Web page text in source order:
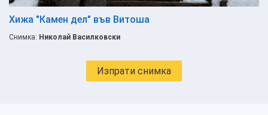
Хижа "Камен дел" във Витоша
Снимка: Николай Василковски
Изпрати снимка